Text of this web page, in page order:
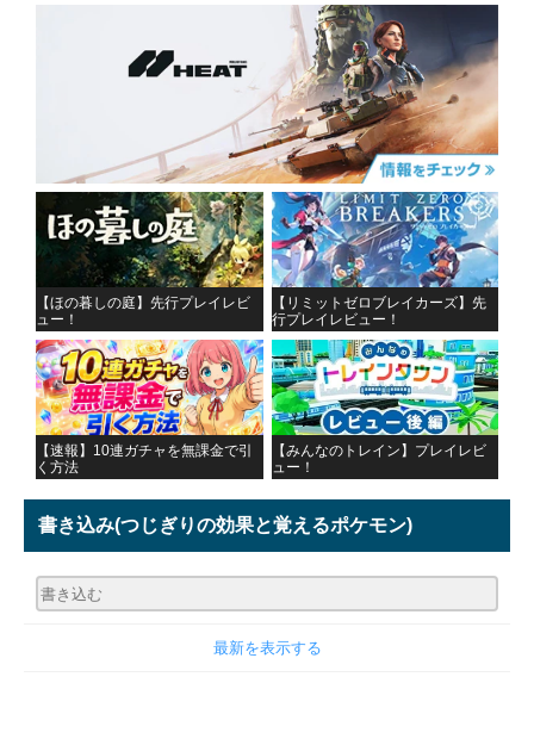
【ほの暮しの庭】先行プレイレビ
ュー！
【リミットゼロブレイカーズ】先
行プレイレビュー！
【速報】10連ガチャを無課金で引
く方法
【みんなのトレイン】プレイレビ
ュー！
書き込み(つじぎりの効果と覚えるポケモン)
最新を表示する